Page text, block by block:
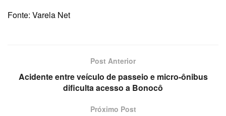
Fonte: Varela Net
Post Anterior
Acidente entre veículo de passeio e micro-ônibus
dificulta acesso a Bonocô
Próximo Post